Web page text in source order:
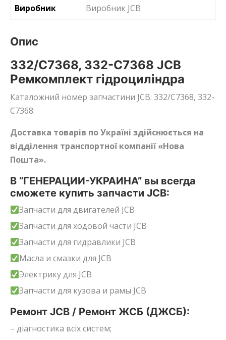
Виробник
Виробник JCB
Опис
332/C7368, 332-C7368 JCB
Ремкомплект гідроциліндра
Каталожний номер запчастини JCB: 332/C7368, 332-
C7368.
Доставка товарів по Україні здійснюється на
відділення транспортної компанії «Нова
Пошта».
В “ГЕНЕРАЦИИ-УКРАИНА” вы всегда
сможете купить запчасти JCB:
Запчасти для двигателей JCB
Запчасти для ходовой части JCB
Запчасти для гидравлики JCB
Масла и смазки для JCB
Электрику для JCB
Запчасти для кузова и рамы JCB
Ремонт JCB / Ремонт ЖСБ (ДЖСБ):
– діагностика всіх систем;